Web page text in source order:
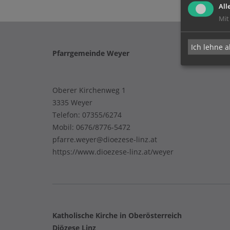
Pfarrgemeinde Weyer
Oberer Kirchenweg 1
3335 Weyer
Telefon: 07355/6274
Mobil: 0676/8776-5472
pfarre.weyer@dioezese-linz.at
https://www.dioezese-linz.at/weyer
Katholische Kirche in Oberösterreich
Diözese Linz
Mit
Ich lehne